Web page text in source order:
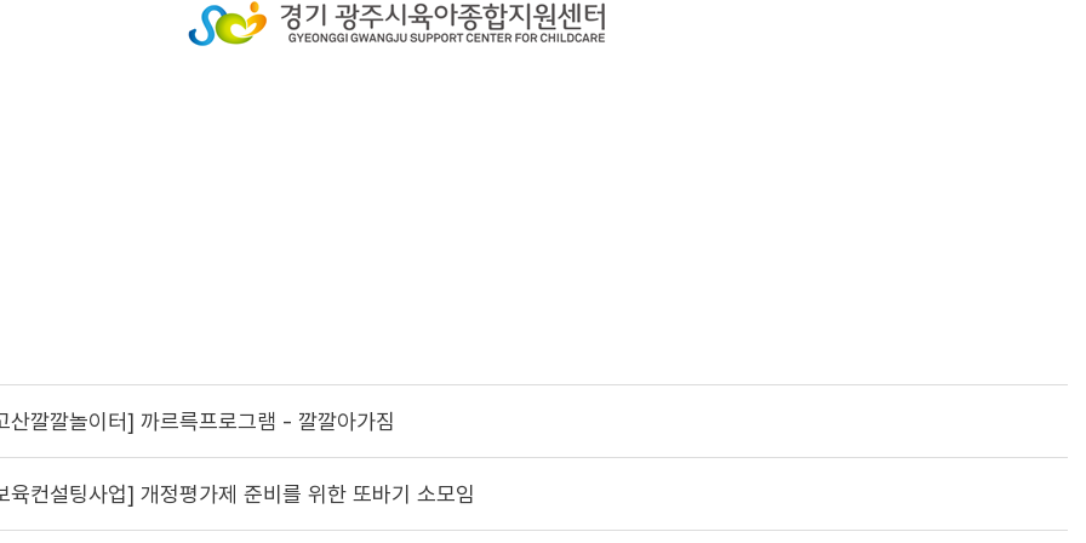
산깔깔놀이터] 까르륵프로그램 - 깔깔아가짐
육컨설팅사업] 개정평가제 준비를 위한 또바기 소모임